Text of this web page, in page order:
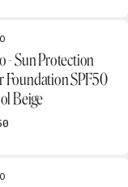
- Sun Protection
Foundation SPF50
Beige